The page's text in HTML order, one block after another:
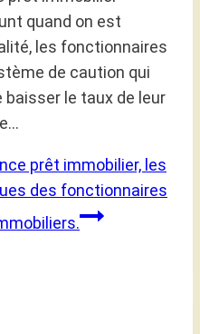
quand on est
les fonctionnaires
de caution qui
baisser le taux de leur
prêt immobilier, les
des fonctionnaires